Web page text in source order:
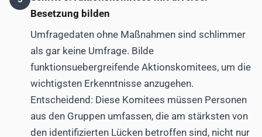
Besetzung bilden
Umfragedaten ohne Maßnahmen sind schlimmer
als gar keine Umfrage. Bilde
funktionsuebergreifende Aktionskomitees, um die
wichtigsten Erkenntnisse anzugehen.
Entscheidend: Diese Komitees müssen Personen
aus den Gruppen umfassen, die am stärksten von
den identifizierten Lücken betroffen sind, nicht nur